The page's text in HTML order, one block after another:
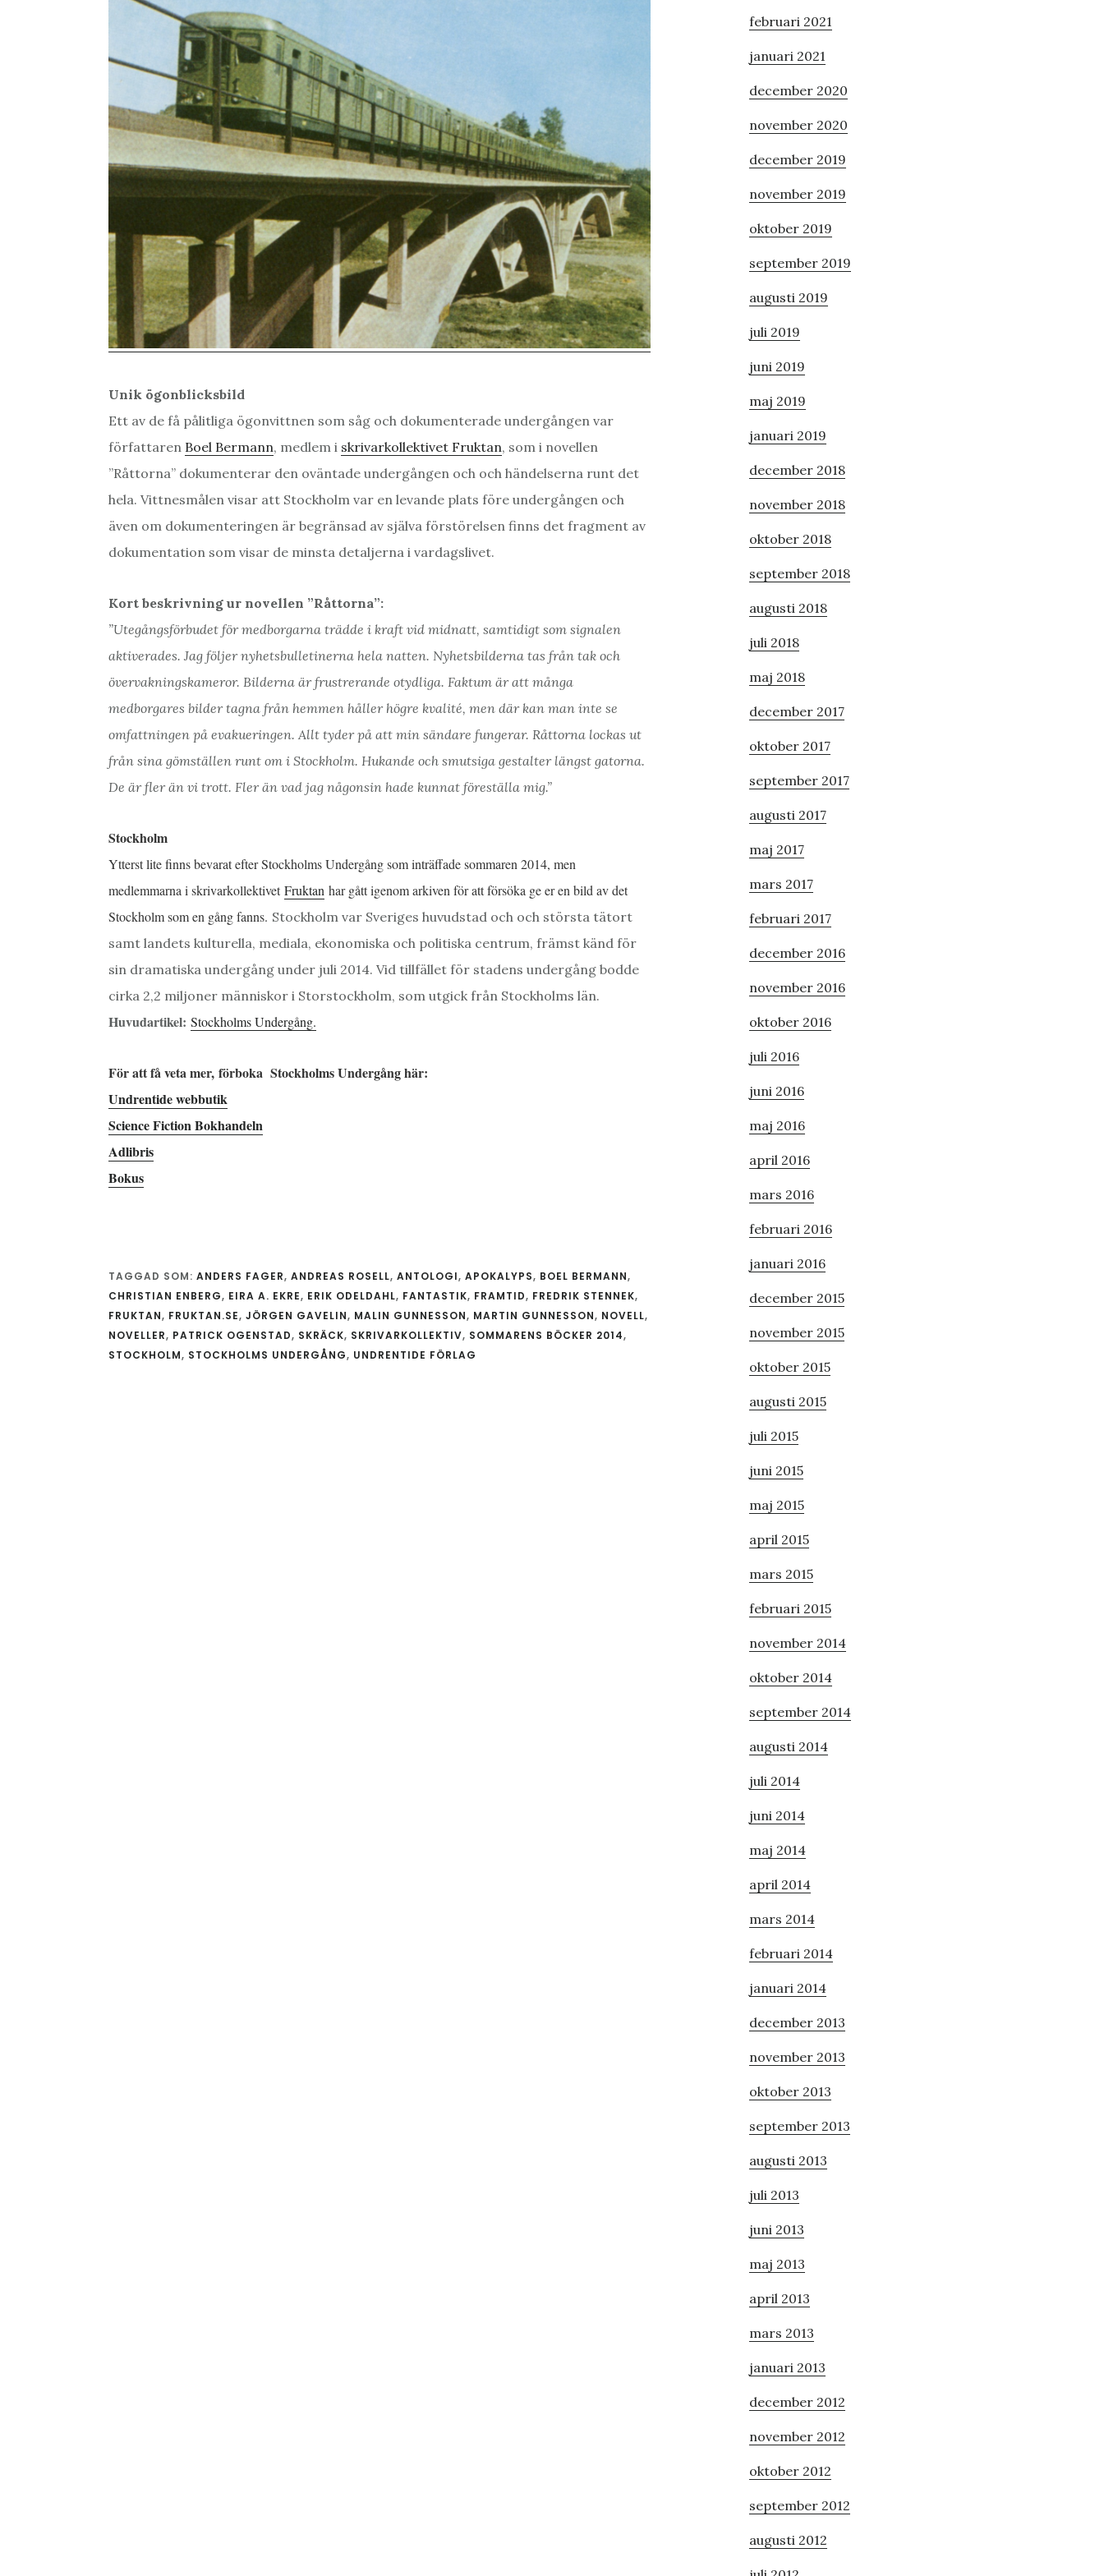
Unik ögonblicksbild
Ett av de få pålitliga ögonvittnen som såg och dokumenterade undergången var
författaren Boel Bermann, medlem i skrivarkollektivet Fruktan, som i novellen
”Råttorna” dokumenterar den oväntade undergången och och händelserna runt det
hela. Vittnesmålen visar att Stockholm var en levande plats före undergången och
även om dokumenteringen är begränsad av själva förstörelsen finns det fragment av
dokumentation som visar de minsta detaljerna i vardagslivet.
Kort beskrivning ur novellen ”Råttorna”:
”Utegångsförbudet för medborgarna trädde i kraft vid midnatt, samtidigt som signalen
aktiverades. Jag följer nyhetsbulletinerna hela natten. Nyhetsbilderna tas från tak och
övervakningskameror. Bilderna är frustrerande otydliga. Faktum är att många
medborgares bilder tagna från hemmen håller högre kvalité, men där kan man inte se
omfattningen på evakueringen. Allt tyder på att min sändare fungerar. Råttorna lockas ut
från sina gömställen runt om i Stockholm. Hukande och smutsiga gestalter längst gatorna.
De är fler än vi trott. Fler än vad jag någonsin hade kunnat föreställa mig.”
Stockholm
Ytterst lite finns bevarat efter Stockholms Undergång som inträffade sommaren 2014, men
medlemmarna i skrivarkollektivetFruktan har gått igenom arkiven för att försöka ge er en bild av det
Stockholm som en gång fanns. Stockholm var Sveriges huvudstad och och största tätort
samt landets kulturella, mediala, ekonomiska och politiska centrum, främst känd för
sin dramatiska undergång under juli 2014. Vid tillfället för stadens undergång bodde
cirka 2,2 miljoner människor i Storstockholm, som utgick från Stockholms län.
Huvudartikel: Stockholms Undergång.
För att få veta mer, förboka Stockholms Undergång här:
Undrentide webbutik
Science Fiction Bokhandeln
Adlibris
Bokus
TAGGAD SOM: ANDERS FAGER, ANDREAS ROSELL, ANTOLOGI, APOKALYPS, BOEL BERMANN,
CHRISTIAN ENBERG, EIRA A. EKRE, ERIK ODELDAHL, FANTASTIK, FRAMTID, FREDRIK STENNEK,
FRUKTAN, FRUKTAN.SE, JÖRGEN GAVELIN, MALIN GUNNESSON, MARTIN GUNNESSON, NOVELL,
NOVELLER, PATRICK OGENSTAD, SKRÄCK, SKRIVARKOLLEKTIV, SOMMARENS BÖCKER 2014,
STOCKHOLM, STOCKHOLMS UNDERGÅNG, UNDRENTIDE FÖRLAG
februari 2021
januari 2021
december 2020
november 2020
december 2019
november 2019
oktober 2019
september 2019
augusti 2019
juli 2019
juni 2019
maj 2019
januari 2019
december 2018
november 2018
oktober 2018
september 2018
augusti 2018
juli 2018
maj 2018
december 2017
oktober 2017
september 2017
augusti 2017
maj 2017
mars 2017
februari 2017
december 2016
november 2016
oktober 2016
juli 2016
juni 2016
maj 2016
april 2016
mars 2016
februari 2016
januari 2016
december 2015
november 2015
oktober 2015
augusti 2015
juli 2015
juni 2015
maj 2015
april 2015
mars 2015
februari 2015
november 2014
oktober 2014
september 2014
augusti 2014
juli 2014
juni 2014
maj 2014
april 2014
mars 2014
februari 2014
januari 2014
december 2013
november 2013
oktober 2013
september 2013
augusti 2013
juli 2013
juni 2013
maj 2013
april 2013
mars 2013
januari 2013
december 2012
november 2012
oktober 2012
september 2012
augusti 2012